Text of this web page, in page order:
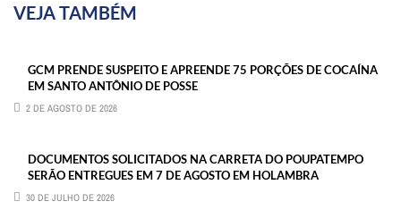
VEJA TAMBÉM
GCM PRENDE SUSPEITO E APREENDE 75 PORÇÕES DE COCAÍNA
EM SANTO ANTÔNIO DE POSSE
2 DE AGOSTO DE 2026
DOCUMENTOS SOLICITADOS NA CARRETA DO POUPATEMPO
SERÃO ENTREGUES EM 7 DE AGOSTO EM HOLAMBRA
30 DE JULHO DE 2026